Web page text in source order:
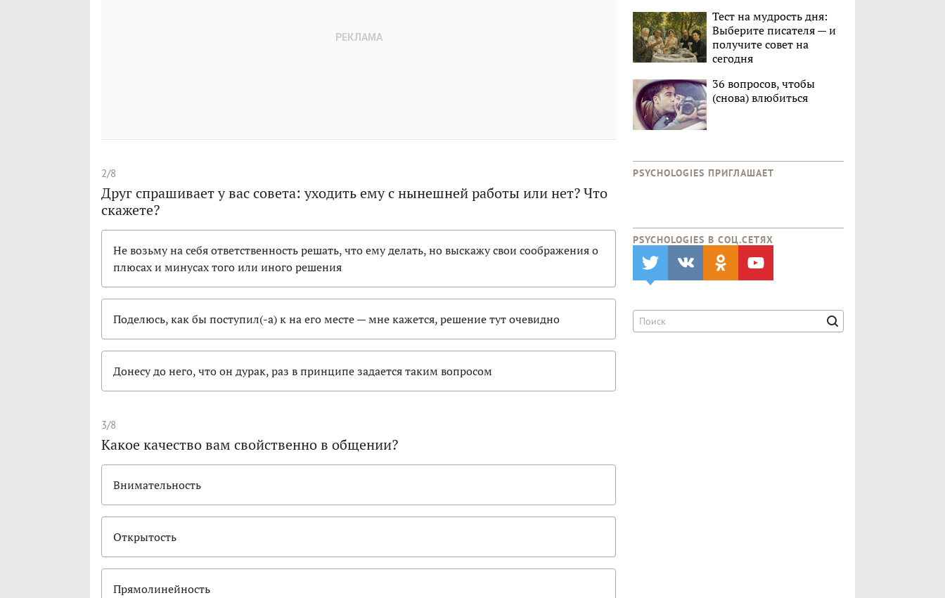
2/8
Друг спрашивает у вас совета: уходить ему с нынешней работы или нет? Что
скажете?
Не возьму на себя ответственность решать, что ему делать, но выскажу свои соображения о
плюсах и минусах того или иного решения
Поделюсь, как бы поступил(-а) к на его месте — мне кажется, решение тут очевидно
Донесу до него, что он дурак, раз в принципе задается таким вопросом
3/8
Какое качество вам свойственно в общении?
Внимательность
Открытость
Прямолинейность
Тест на мудрость дня:
Выберите писателя — и
получите совет на
сегодня
36 вопросов, чтобы
(снова) влюбиться
PSYCHOLOGIES ПРИГЛАШАЕТ
PSYCHOLOGIES В CОЦ.СЕТЯХ